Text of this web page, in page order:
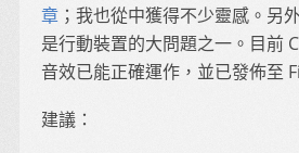
章 ；我也從中獲得不少靈感。另
是行動裝置的大問題之一。目前
音效已能正確運作，並已發佈至
建議：